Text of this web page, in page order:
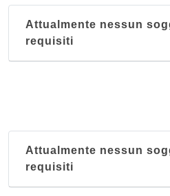
Attualmente nessun
requisiti
Attualmente nessun
requisiti